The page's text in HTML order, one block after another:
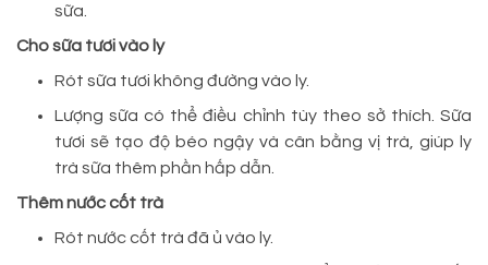
sữa.
Cho sữa tươi vào ly
Rót sữa tươi không đường vào ly.
Lượng sữa có thể điều chỉnh tùy theo sở thích. Sữa
tươi sẽ tạo độ béo ngậy và cân bằng vị trà, giúp ly
trà sữa thêm phần hấp dẫn.
Thêm nước cốt trà
Rót nước cốt trà đã ủ vào ly.